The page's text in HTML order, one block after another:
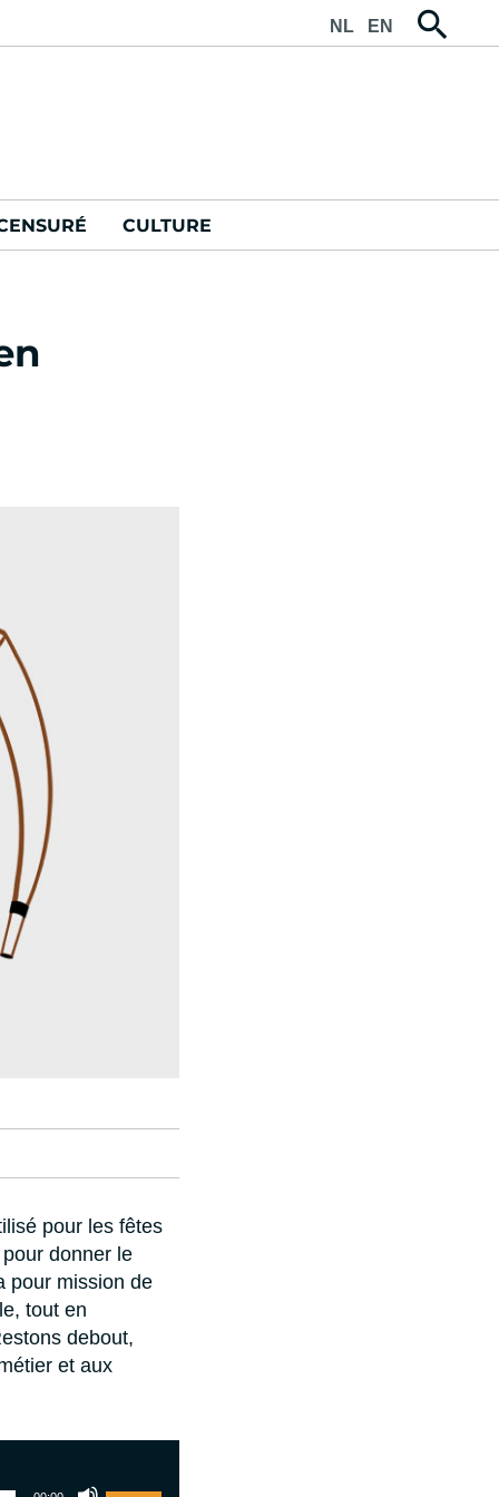
NL EN
CULTURE
pour les fêtes
donner le
pour mission de
tout en
debout,
et aux